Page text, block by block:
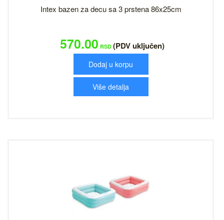
Intex bazen za decu sa 3 prstena 86x25cm
570.00 RSD (PDV uključen)
Dodaj u korpu
Više detalja